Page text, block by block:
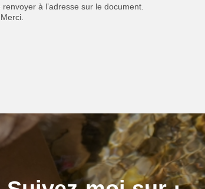
renvoyer à l’adresse sur le document.